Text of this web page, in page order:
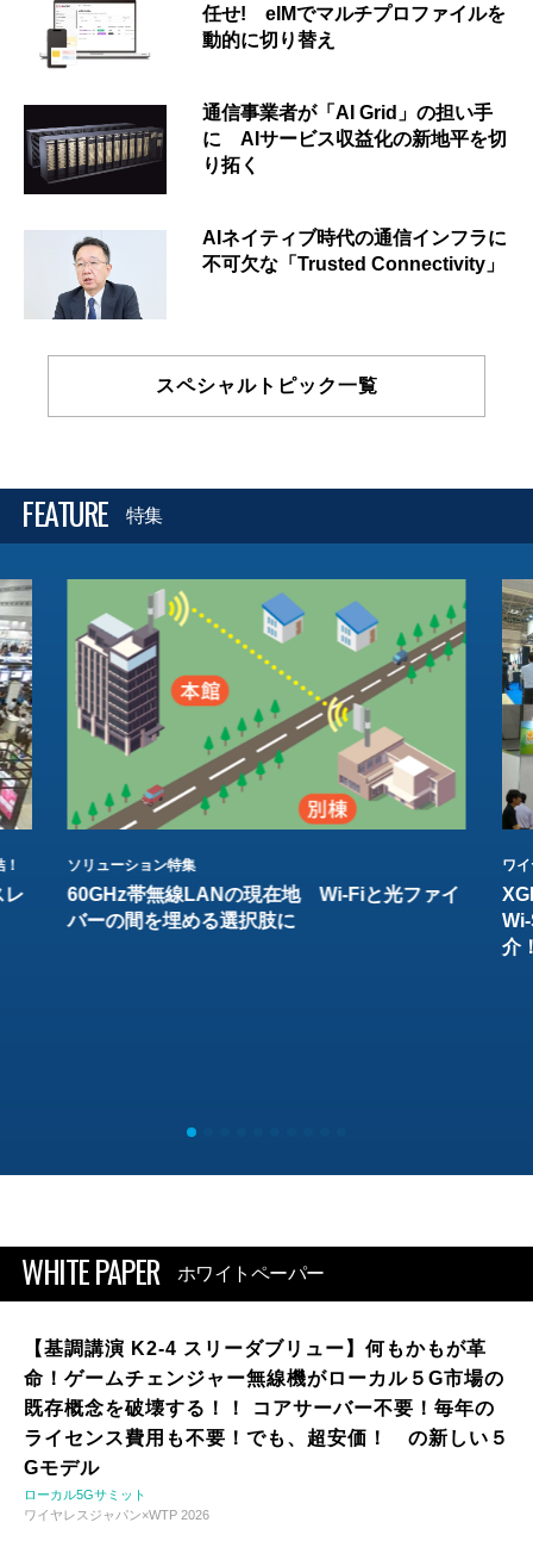
任せ! eIMでマルチプロファイルを
動的に切り替え
通信事業者が「AI Grid」の担い手
に AIサービス収益化の新地平を切
り拓く
AIネイティブ時代の通信インフラに
不可欠な「Trusted Connectivity」
スペシャルトピック一覧
FEATURE 特集
レ
ソリューション特集
60GHz帯無線LANの現在地 Wi-Fiと光ファイ
バーの間を埋める選択肢に
ワ
介
WHITE PAPER ホワイトペーパー
【基調講演 K2-4 スリーダブリュー】何もかもが革
命！ゲームチェンジャー無線機がローカル５G市場の
既存概念を破壊する！！ コアサーバー不要！毎年の
ライセンス費用も不要！でも、超安価！ の新しい５
Gモデル
ローカル5Gサミット
ワイヤレスジャパン×WTP 2026